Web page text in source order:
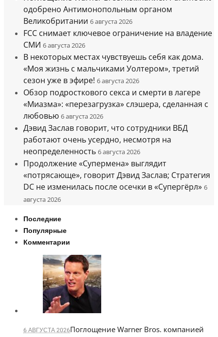
одобрено Антимонопольным органом
Великобритании 6 августа 2026
FCC снимает ключевое ограничение на владение
СМИ 6 августа 2026
В некоторых местах чувствуешь себя как дома.
«Моя жизнь с мальчиками Уолтером», третий
сезон уже в эфире! 6 августа 2026
Обзор подросткового секса и смерти в лагере
«Миазма»: «перезагрузка» слэшера, сделанная с
любовью 6 августа 2026
Дэвид Заслав говорит, что сотрудники ВБД
работают очень усердно, несмотря на
неопределенность 6 августа 2026
Продолжение «Супермена» выглядит
«потрясающе», говорит Дэвид Заслав; Стратегия
DC не изменилась после осечки в «Супергёрл» 6
августа 2026
Последние
Популярные
Комментарии
6 АВГУСТА 2026Поглощение Warner Bros. компанией